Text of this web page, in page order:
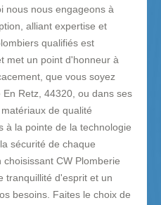
nous nous engageons à
alliant expertise et
qualifiés est
met un point d'honneur à
que vous soyez
Retz, 44320, ou dans ses
de qualité
à la pointe de la technologie
sécurité de chaque
CW Plomberie
tranquillité d'esprit et un
besoins. Faites le choix de